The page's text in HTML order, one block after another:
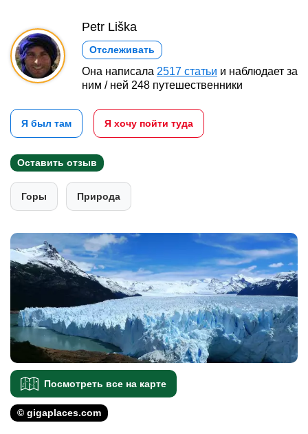
Petr Liška
Отслеживать
Она написала 2517 статьи и наблюдает за
ним / ней 248 путешественники
Я был там Я хочу пойти туда
Оставить отзыв
Горы Природа
Посмотреть все на карте
© gigaplaces.com